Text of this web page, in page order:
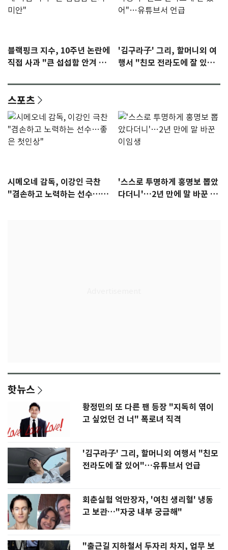
블랙핑크 지수, 10주년 논란에
직접 사과 "큰 섭섭함 안겨 미
'김구라子' 그리, 할머니외 여
행서 "친모 전라도에 잘 있
스포츠
시메오네 감독, 이강인 극찬
"겸손하고 노력하는 선수…좋
'스스로 투명하게 홍명보 뽑았
다더니'…2년 만에 말 바꾼 이
핫뉴스
황정민의 또 다른 팬 등장 "지독히 엮이
고 싶었던 건 너" 폭로녀 직격
'김구라子' 그리, 할머니외 여행서 "친모
전라도에 잘 있어"…유튜브서 언급
회춘실험 억만장자, '여친 생리혈' 냉동
고 보관…"자궁 내부 궁금해"
"출근길 지하철서 두자리 차지, 업무 보